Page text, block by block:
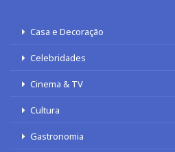
Casa e Decoração
Celebridades
Cinema & TV
Cultura
Gastronomia